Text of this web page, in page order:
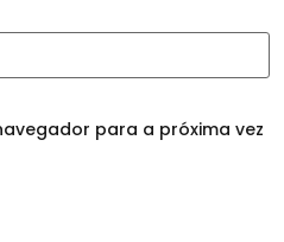
para a próxima vez